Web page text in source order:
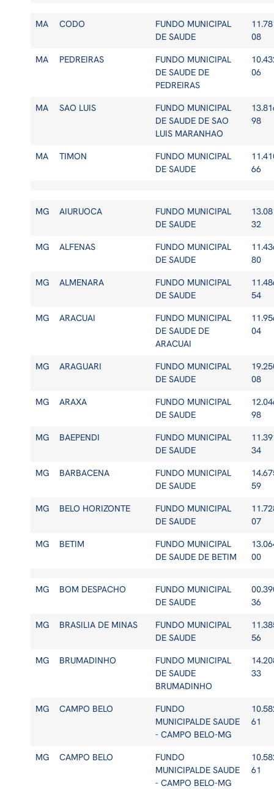
MA CODO
FUNDO MUNICIPAL
DE SAUDE
08
MA PEDREIRAS
FUNDO MUNICIPAL
DE SAUDE DE
PEDREIRAS
06
MA SAO LUIS
FUNDO MUNICIPAL
DE SAUDE DE SAO
LUIS MARANHAO
98
MA TIMON
FUNDO MUNICIPAL
DE SAUDE
66
MG AIURUOCA
FUNDO MUNICIPAL
DE SAUDE
32
MG ALFENAS
FUNDO MUNICIPAL
DE SAUDE
80
MG ALMENARA
FUNDO MUNICIPAL
DE SAUDE
54
MG ARACUAI
FUNDO MUNICIPAL
DE SAUDE DE
ARACUAI
04
MG ARAGUARI
FUNDO MUNICIPAL
DE SAUDE
08
MG ARAXA
FUNDO MUNICIPAL
DE SAUDE
98
MG BAEPENDI
FUNDO MUNICIPAL
DE SAUDE
34
MG BARBACENA
FUNDO MUNICIPAL
DE SAUDE
59
MG BELO HORIZONTE
FUNDO MUNICIPAL
DE SAUDE
07
MG BETIM
FUNDO MUNICIPAL
DE SAUDE DE BETIM
00
MG BOM DESPACHO
FUNDO MUNICIPAL
DE SAUDE
36
MG BRASILIA DE MINAS
FUNDO MUNICIPAL
DE SAUDE
56
MG BRUMADINHO
FUNDO MUNICIPAL
DE SAUDE
BRUMADINHO
33
MG CAMPO BELO
FUNDO
MUNICIPALDE SAUDE
- CAMPO BELO-MG
61
MG CAMPO BELO
FUNDO
MUNICIPALDE SAUDE
- CAMPO BELO-MG
61